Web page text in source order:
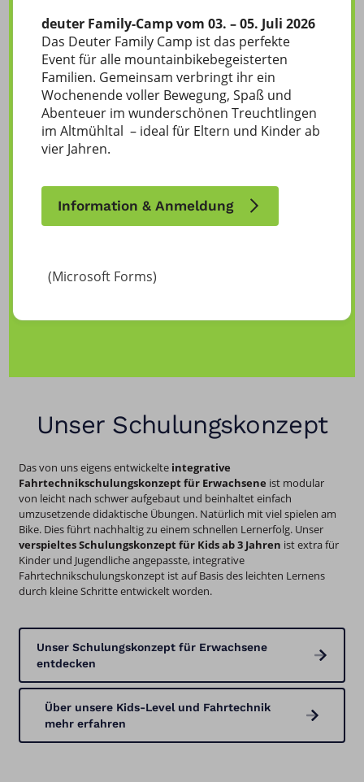
Jetzt kontaktieren
Unser Schulungskonzept
Das von uns eigens entwickelte integrative
Fahrtechnikschulungskonzeptfür Erwachsene ist modular
von leicht nach schwer aufgebaut und beinhaltet einfach
umzusetzende didaktische Übungen. Natürlich mit viel spielen am
Bike. Dies führt nachhaltig zu einem schnellen Lernerfolg. Unser
verspieltes Schulungskonzept für Kids ab 3 Jahren ist extra für
Kinder und Jugendliche angepasste, integrative
Fahrtechnikschulungskonzept ist auf Basis des leichten Lernens
durch kleine Schritte entwickelt worden.
Unser Schulungskonzept für Erwachsene
entdecken
Über unsere Kids-Level und Fahrtechnik
mehr erfahren
deuter Family-Camp vom 03. – 05. Juli 2026
Das Deuter Family Camp ist das perfekte
Event für alle mountainbikebegeisterten
Familien. Gemeinsam verbringt ihr ein
Wochenende voller Bewegung, Spaß und
Abenteuer im wunderschönen Treuchtlingen
im Altmühltal – ideal für Eltern und Kinder ab
vier Jahren.
Information & Anmeldung
(Microsoft Forms)